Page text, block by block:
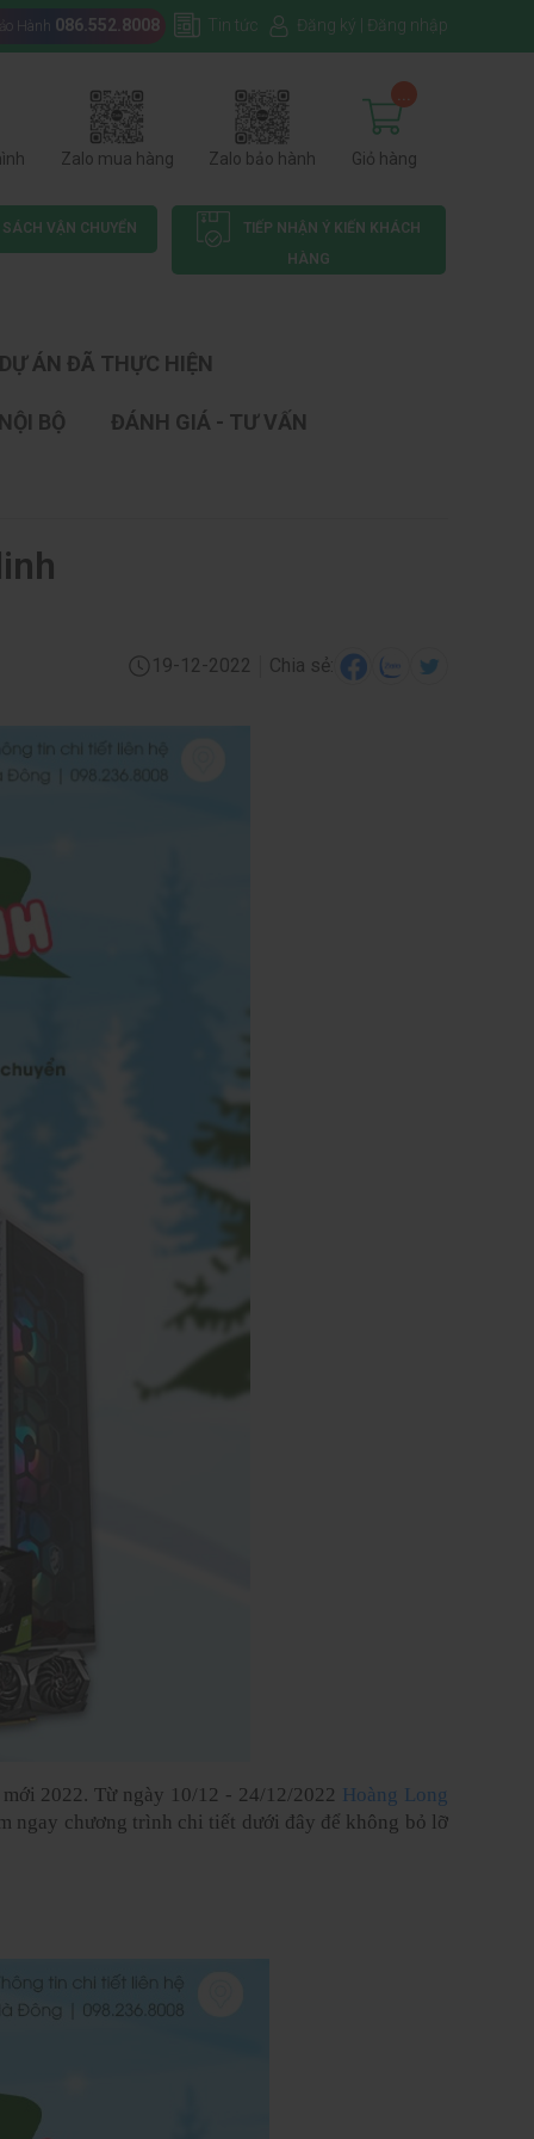
Hành 086.552.8008 Tin tức Đăng ký Đăng nhập
Zalo mua hàng Zalo bảo hành Giỏ hàng
VẬN CHUYỂN
TIẾP NHẬN Ý KIẾN KHÁCH
HÀNG
DỰ ÁN ĐÃ THỰC HIỆN
BỘ ĐÁNH GIÁ - TƯ VẤN
19-12-2022 Chia sẻ:
2022. Từ ngày 10/12 - 24/12/2022 Hoàng Long
ngay chương trình chi tiết dưới đây để không bỏ lỡ